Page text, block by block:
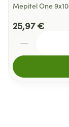
Mepitel One
25,97 €